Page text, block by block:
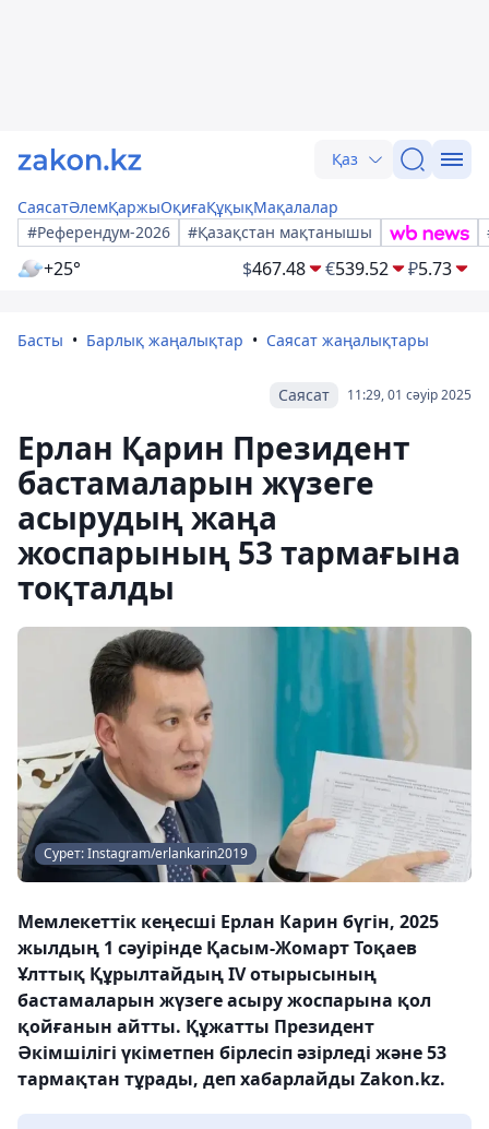
Қаз
СаясатӘлемҚаржыОқиғаҚұқықМақалалар
#Референдум-2026
#Қазақстан мақтанышы
+25° $467.48 €539.52 ₽5.73
Басты Барлық жаңалықтар Саясат жаңалықтары
11:29, 01 сәуір 2025
Саясат
Ерлан Қарин Президент
бастамаларын жүзеге
асырудың жаңа
жоспарының 53 тармағына
тоқталды
Сурет: Instagram/erlankarin2019
Мемлекеттік кеңесші Ерлан Карин бүгін, 2025
жылдың 1 сәуірінде Қасым-Жомарт Тоқаев
Ұлттық Құрылтайдың IV отырысының
бастамаларын жүзеге асыру жоспарына қол
қойғанын айтты. Құжатты Президент
Әкімшілігі үкіметпен бірлесіп әзірледі және 53
тармақтан тұрады, деп хабарлайды Zakon.kz.